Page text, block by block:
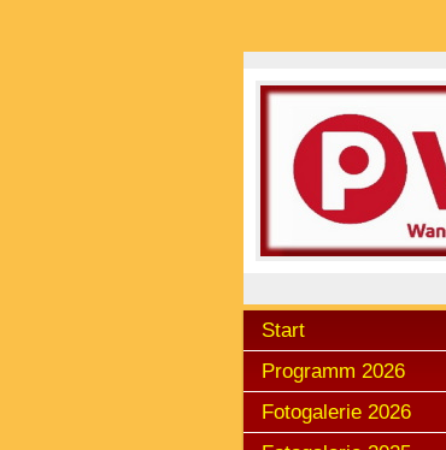
Start
Programm 2026
Fotogalerie 2026